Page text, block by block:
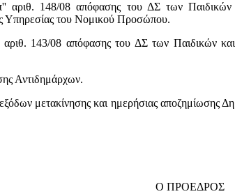
148/08 απόφασης του ΔΣ των Παιδικών
Υπηρεσίας του Νομικού Προσώπου.
143/08 απόφασης του ΔΣ των Παιδικών και
Αντιδημάρχων.
μετακίνησης και ημερήσιας αποζημίωσης
Ο ΠΡΟΕΔΡΟΣ